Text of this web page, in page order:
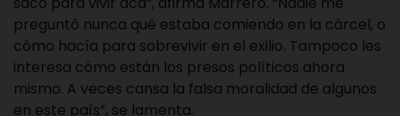
preguntó nunca qué estaba comiendo en la cárcel, o
cómo hacía para sobrevivir en el exilio. Tampoco les
interesa cómo están los presos políticos ahora
mismo. A veces cansa la falsa moralidad de algunos
en este país”, se lamenta.